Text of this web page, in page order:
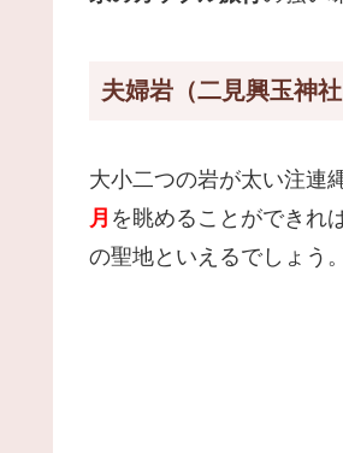
夫婦岩（二見興玉神
大小二つの岩が太い注連
月 を眺めることができれ
の聖地といえるでしょう。